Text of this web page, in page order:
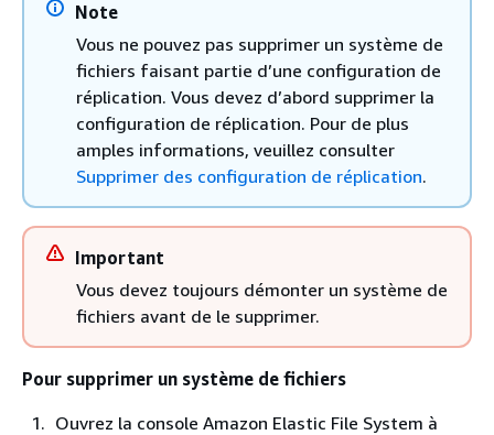
Note
Vous ne pouvez pas supprimer un système de
fichiers faisant partie d’une configuration de
réplication. Vous devez d’abord supprimer la
configuration de réplication. Pour de plus
amples informations, veuillez consulter
Supprimer des configuration de réplication.
Important
Vous devez toujours démonter un système de
fichiers avant de le supprimer.
Pour supprimer un système de fichiers
Ouvrez la console Amazon Elastic File System à